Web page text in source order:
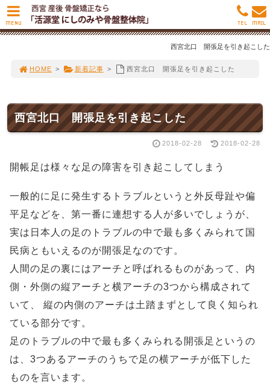
西宮北口 開張足を引き起こした
HOME > 新着記事 > 西宮北口 開張足を引き起こした
西宮北口 開張足を引き起こした
2018-02-28 2018-02-28
開帳足は様々な足の障害を引き起こしてしまう
一般的に足に発生するトラブルというと外反母趾や偏
平足などを、第一番に連想する人が多いでしょうが、
実は日本人の足のトラブルの中で最も多くみられて国
民病ともいえるのが開張足なのです。
人間の足の裏にはアーチと呼ばれるものがあって、内
側・外側の縦アーチと横アーチの3つから構成されて
いて、 縦の内側のアーチは土踏まずとして良く知られ
ている部分です。
足のトラブルの中で最も多くみられる開張足というの
は、3つあるアーチのうちで足の横アーチが低下した
ものを言います。
MENU MAIL
TEL